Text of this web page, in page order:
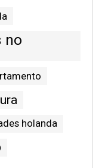
no
holanda